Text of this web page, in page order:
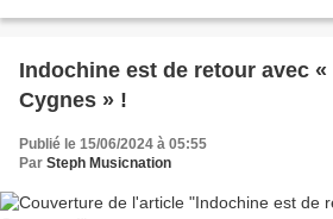
Indochine est de retour avec
Cygnes » !
Publié le 15/06/2024 à 05:55
Par Steph Musicnation